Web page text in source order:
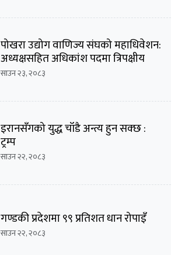
पोखरा उद्योग वाणिज्य संघको महाधिवेशन:
अध्यक्षसहित अधिकांश पदमा त्रिपक्षीय
भिडन्तको सम्भावना
साउन २३, २०८३
इरानसँगको युद्ध चाँडै अन्त्य हुन सक्छ :
ट्रम्प
साउन २२, २०८३
गण्डकी प्रदेशमा ९९ प्रतिशत धान रोपाइँ
साउन २२, २०८३